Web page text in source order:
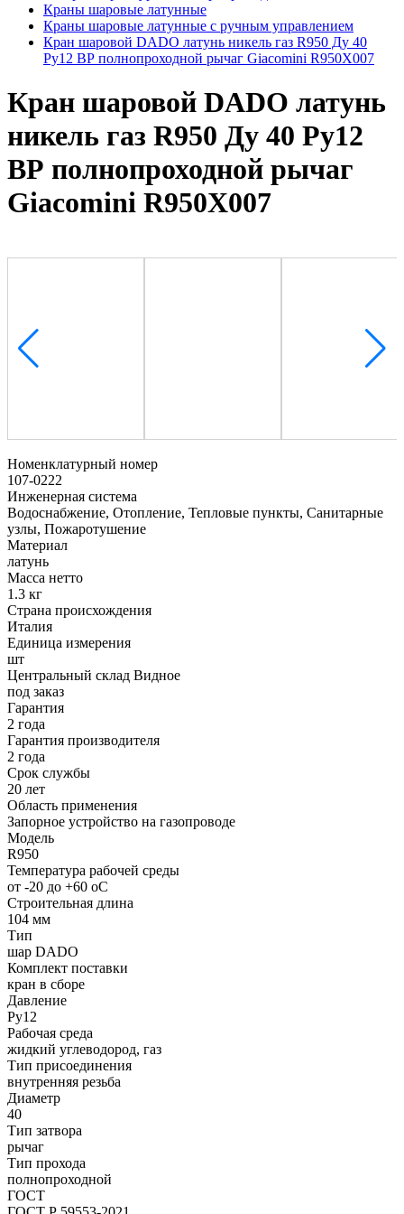
Краны шаровые латунные
Краны шаровые латунные с ручным управлением
Кран шаровой DADO латунь никель газ R950 Ду 40
Ру12 ВР полнопроходной рычаг Giacomini R950X007
Кран шаровой DADO латунь
никель газ R950 Ду 40 Ру12
ВР полнопроходной рычаг
Giacomini R950X007
Номенклатурный номер
107-0222
Инженерная система
Водоснабжение, Отопление, Тепловые пункты, Санитарные
узлы, Пожаротушение
Материал
латунь
Масса нетто
1.3 кг
Страна происхождения
Италия
Единица измерения
шт
Центральный склад Видное
под заказ
Гарантия
2 года
Гарантия производителя
2 года
Срок службы
20 лет
Область применения
Запорное устройство на газопроводе
Модель
R950
Температура рабочей среды
от -20 до +60 oC
Строительная длина
104 мм
Тип
шар DADO
Комплект поставки
кран в сборе
Давление
Ру12
Рабочая среда
жидкий углеводород, газ
Тип присоединения
внутренняя резьба
Диаметр
40
Тип затвора
рычаг
Тип прохода
полнопроходной
ГОСТ